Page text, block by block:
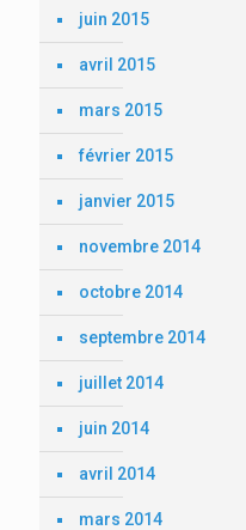
juin 2015
avril 2015
mars 2015
février 2015
janvier 2015
novembre 2014
octobre 2014
septembre 2014
juillet 2014
juin 2014
avril 2014
mars 2014